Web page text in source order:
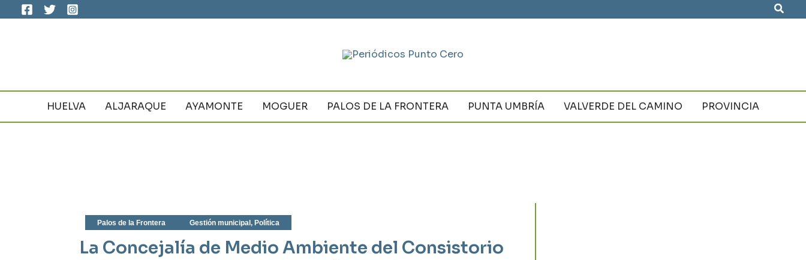
al
HUELVA ALJARAQUE AYAMONTE MOGUER PALOS DE LA FRONTERA PUNTA UMBRÍA VALVERDE DEL CAMINO PROVINCIA
Palos de la Frontera Gestión municipal , Política
La Concejalía de Medio Ambiente del Consistorio